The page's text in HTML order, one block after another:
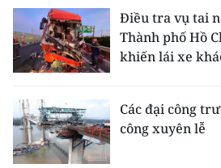
NHÂN DÂN CUỐI TUẦN
NHÂN DÂN HẰNG THÁNG
ĐỌC BÁO IN
Điều tra vụ tai
Thành phố Hồ
khiến lái xe
Các đại công
công xuyên lễ